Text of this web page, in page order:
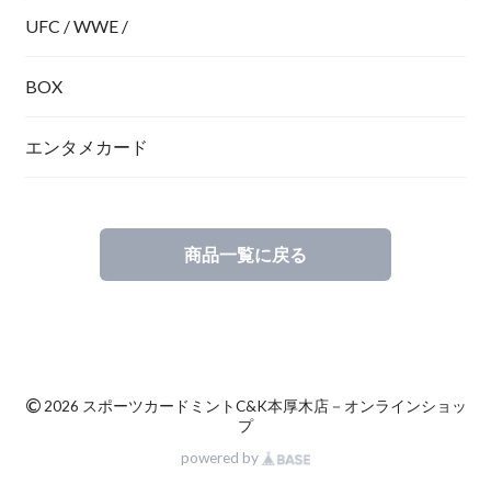
UFC / WWE /
BOX
エンタメカード
商品一覧に戻る
©2026 スポーツカードミントC&K本厚木店－オンラインショッ
プ
powered by